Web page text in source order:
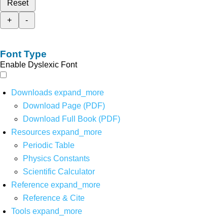
Reset
+
-
Font Type
Enable Dyslexic Font
Downloads expand_more
Download Page (PDF)
Download Full Book (PDF)
Resources expand_more
Periodic Table
Physics Constants
Scientific Calculator
Reference expand_more
Reference & Cite
Tools expand_more